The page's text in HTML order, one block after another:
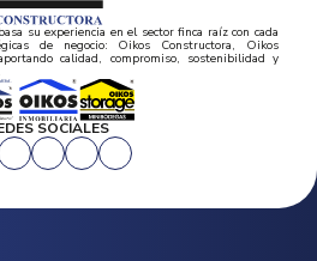
su experiencia en el sector finca raíz con cada
de negocio: Oikos Constructora, Oikos
calidad, compromiso, sostenibilidad y
SOCIALES